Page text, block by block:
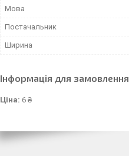
Мова
Постачальник
Ширина
Інформація для замовлення
Ціна: 6 ₴